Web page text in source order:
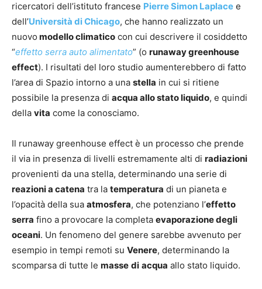
ricercatori dell’istituto francese Pierre Simon Laplace e
dell’Università di Chicago, che hanno realizzato un
nuovo modello climatico con cui descrivere il cosiddetto
“effetto serra auto alimentato” (o runaway greenhouse
effect). I risultati del loro studio aumenterebbero di fatto
l’area di Spazio intorno a una stella in cui si ritiene
possibile la presenza di acqua allo stato liquido, e quindi
della vita come la conosciamo.
Il runaway greenhouse effect è un processo che prende
il via in presenza di livelli estremamente alti di radiazioni
provenienti da una stella, determinando una serie di
reazioni a catena tra la temperatura di un pianeta e
l’opacità della sua atmosfera, che potenziano l’effetto
serra fino a provocare la completa evaporazione degli
oceani. Un fenomeno del genere sarebbe avvenuto per
esempio in tempi remoti su Venere, determinando la
scomparsa di tutte le masse di acqua allo stato liquido.